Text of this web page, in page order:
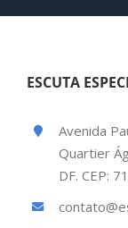
ESCUTA
Avenida
Quartier
DF. CEP: